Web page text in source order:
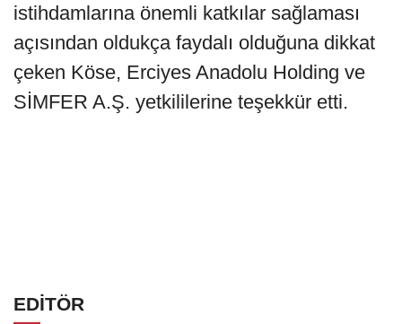
istihdamlarına önemli katkılar sağlaması
açısından oldukça faydalı olduğuna dikkat
çeken Köse, Erciyes Anadolu Holding ve
SİMFER A.Ş. yetkililerine teşekkür etti.
EDİTÖR